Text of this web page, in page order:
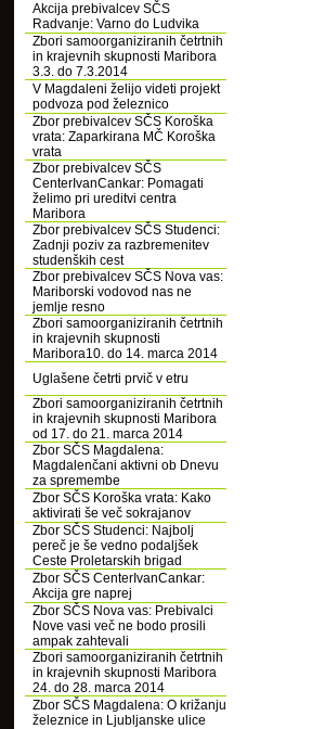
Akcija prebivalcev SČS
Radvanje: Varno do Ludvika
Zbori samoorganiziranih četrtnih
in krajevnih skupnosti Maribora
3.3. do 7.3.2014
V Magdaleni želijo videti projekt
podvoza pod železnico
Zbor prebivalcev SČS Koroška
vrata: Zaparkirana MČ Koroška
vrata
Zbor prebivalcev SČS
CenterIvanCankar: Pomagati
želimo pri ureditvi centra
Maribora
Zbor prebivalcev SČS Studenci:
Zadnji poziv za razbremenitev
studenških cest
Zbor prebivalcev SČS Nova vas:
Mariborski vodovod nas ne
jemlje resno
Zbori samoorganiziranih četrtnih
in krajevnih skupnosti
Maribora10. do 14. marca 2014
Uglašene četrti prvič v etru
Zbori samoorganiziranih četrtnih
in krajevnih skupnosti Maribora
od 17. do 21. marca 2014
Zbor SČS Magdalena:
Magdalenčani aktivni ob Dnevu
za spremembe
Zbor SČS Koroška vrata: Kako
aktivirati še več sokrajanov
Zbor SČS Studenci: Najbolj
pereč je še vedno podaljšek
Ceste Proletarskih brigad
Zbor SČS CenterIvanCankar:
Akcija gre naprej
Zbor SČS Nova vas: Prebivalci
Nove vasi več ne bodo prosili
ampak zahtevali
Zbori samoorganiziranih četrtnih
in krajevnih skupnosti Maribora
24. do 28. marca 2014
Zbor SČS Magdalena: O križanju
železnice in Ljubljanske ulice